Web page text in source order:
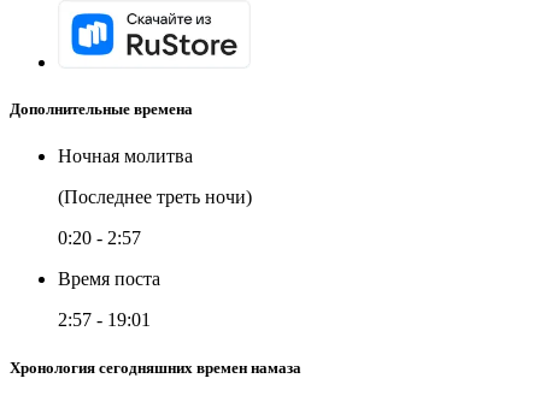
Дополнительные времена
Ночная молитва
(Последнее треть ночи)
0:20 - 2:57
Время поста
2:57 - 19:01
Хронология сегодняшних времен намаза